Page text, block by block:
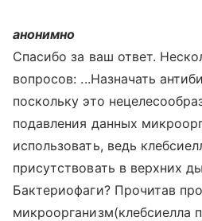
анонимно
Спасибо за ваш ответ.
вопросов: ...Назначать
поскольку это
подавления данных
использовать, ведь
присутствовать в верхних
Бактериофаги? Прочитав
микроорганизм(клебсиелла